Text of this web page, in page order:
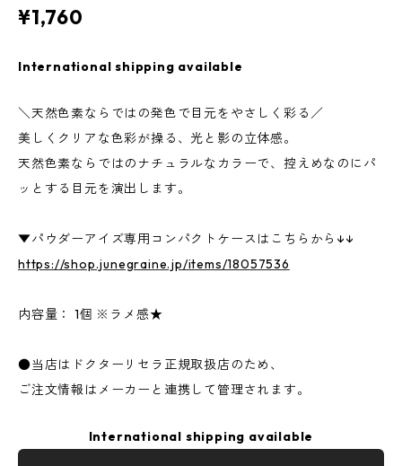
¥1,760
International shipping available
＼天然色素ならではの発色で目元をやさしく彩る／
美しくクリアな色彩が操る、光と影の立体感。
天然色素ならではのナチュラルなカラーで、控えめなのにパ
ッとする目元を演出します。
▼パウダーアイズ専用コンパクトケースはこちらから↓↓
https://shop.junegraine.jp/items/18057536
内容量： 1個 ※ラメ感★
●当店はドクターリセラ正規取扱店のため、
ご注文情報はメーカーと連携して管理されます。
International shipping available